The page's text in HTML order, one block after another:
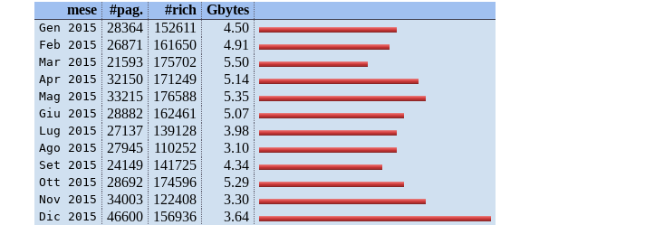
mese
#pag. #rich Gbytes
Gen 2015 28364 152611 4.50
Feb 2015 26871 161650 4.91
Mar 2015 21593 175702 5.50
Apr 2015 32150 171249 5.14
Mag 2015 33215 176588 5.35
Giu 2015 28882 162461 5.07
Lug 2015 27137 139128 3.98
Ago 2015 27945 110252 3.10
Set 2015 24149 141725 4.34
Ott 2015 28692 174596 5.29
Nov 2015 34003 122408 3.30
Dic 2015 46600 156936 3.64